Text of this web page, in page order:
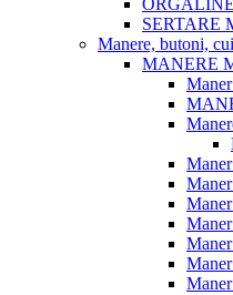
SERTARE
Manere, butoni,
MANERE